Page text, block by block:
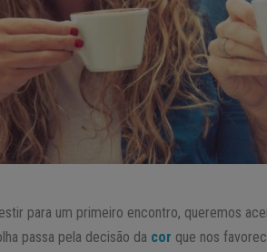
para um primeiro encontro, queremos
passa pela decisão da cor que nos